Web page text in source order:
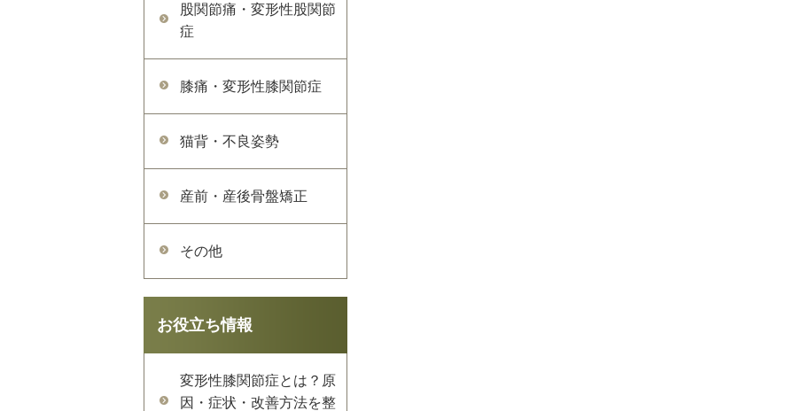
股関節痛・変形性股関節
症
膝痛・変形性膝関節症
猫背・不良姿勢
産前・産後骨盤矯正
その他
お役立ち情報
変形性膝関節症とは？原
因・症状・改善方法を整